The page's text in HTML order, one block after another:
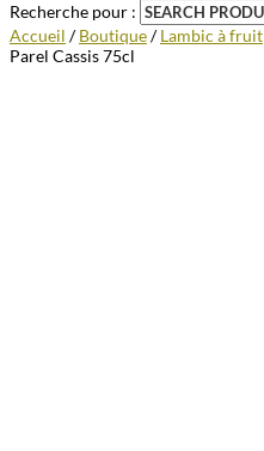
Recherche pour :
Accueil /Boutique/Lambic à fruit
Parel Cassis 75cl